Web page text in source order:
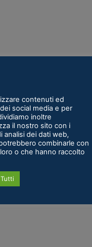
contenuti ed
social media e per
inoltre
il nostro sito con i
analisi dei dati web,
combinarle con
o che hanno raccolto